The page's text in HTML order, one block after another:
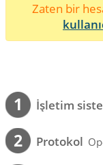
Zaten bir
1 İşletim
2 Protokol